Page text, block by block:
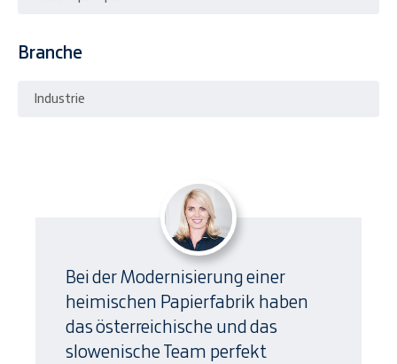
Branche
Industrie
Bei der Modernisierung einer
heimischen Papierfabrik haben
das österreichische und das
slowenische Team perfekt